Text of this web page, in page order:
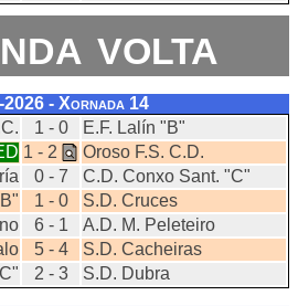
volta
2026 - Xornada 14
1 - 0
E.F. Lalín "B"
1 - 2
Oroso F.S. C.D.
0 - 7
C.D. Conxo Sant. "C"
1 - 0
S.D. Cruces
6 - 1
A.D. M. Peleteiro
5 - 4
S.D. Cacheiras
2 - 3 S.D. Dubra